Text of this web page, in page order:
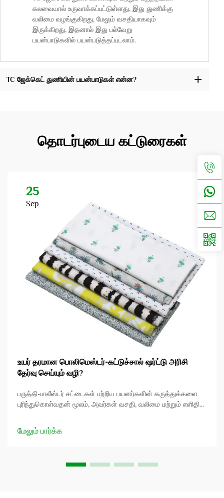
கலவையால் உருவாக்கப்பட்டுள்ளது, இது துணிக்கு
வலிமை வழங்குகிறது, மேலும் வசதியாகவும்
இருக்கிறது, இதனால் இது பல்வேறு
பயன்பாடுகளில் பயன்படுத்தப்படலாம்.
TC ஜேக்கெட் துணியின் பயன்பாடுகள் என்ன?
தொடர்புடைய கட்டுரைகள்
25
Sep
உயர் தரமான பொலிமெஸ்டர்-கட்டுச்சால் ஷர்ட்டு அரிசி
தேர்வு செய்யும் வழி?
பருத்தி-பாலீஸ்டர் சட்டைகள் பற்றிய பயனர்களின் கருத்துக்களை
புரிந்துகொள்வதன் மூலம், அவர்கள் வசதி, வலிமை மற்றும் எளிதில்
அடையாளத்தின் ஒரு சிறிய பகுதியை மட்டுமே குறிக்கின்றன...
மேலும் பார்க்க